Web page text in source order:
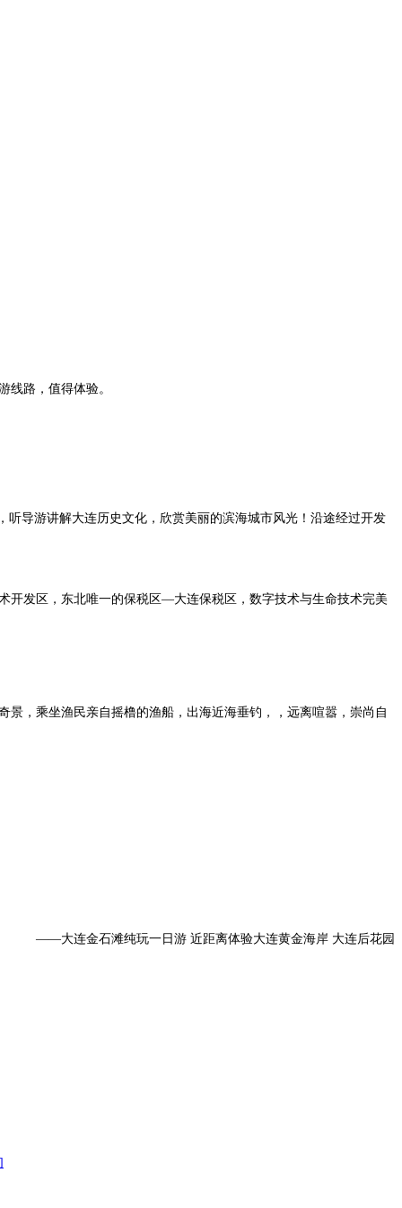
路，值得体验。
游讲解大连历史文化，欣赏美丽的滨海城市风光！沿途经过开发
发区，东北唯一的保税区—大连保税区，数字技术与生命技术完美
乘坐渔民亲自摇橹的渔船，出海近海垂钓，，远离喧嚣，崇尚自
——大连金石滩纯玩一日游 近距离体验大连黄金海岸 大连后花园